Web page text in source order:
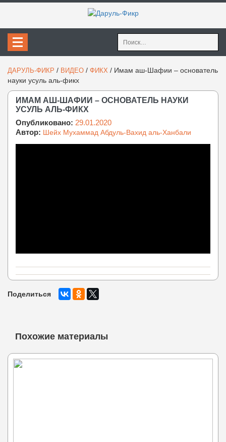
Найти:
ДАРУЛЬ-ФИКР / ВИДЕО / ФИКХ / Имам аш-Шафии – основатель
науки усуль аль-фикх
ИМАМ АШ-ШАФИИ – ОСНОВАТЕЛЬ НАУКИ
УСУЛЬ АЛЬ-ФИКХ
Опубликовано: 29.01.2020
Автор: Шейх Мухаммад Абдуль-Вахид аль-Ханбали
Поделиться
Похожие материалы